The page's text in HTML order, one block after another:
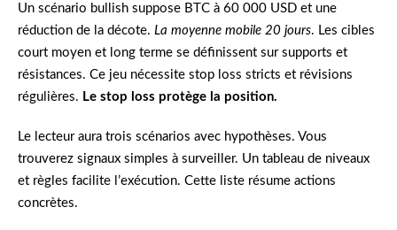
Un scénario bullish suppose BTC à 60 000 USD et une
réduction de la décote. La moyenne mobile 20 jours. Les cibles
court moyen et long terme se définissent sur supports et
résistances. Ce jeu nécessite stop loss stricts et révisions
régulières. Le stop loss protège la position.
Le lecteur aura trois scénarios avec hypothèses. Vous
trouverez signaux simples à surveiller. Un tableau de niveaux
et règles facilite l’exécution. Cette liste résume actions
concrètes.